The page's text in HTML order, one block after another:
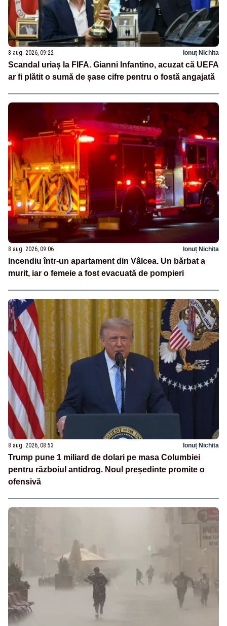
8 aug. 2026, 09:22 Ionuț Nichita
Scandal uriaș la FIFA. Gianni Infantino, acuzat că UEFA
ar fi plătit o sumă de șase cifre pentru o fostă angajată
8 aug. 2026, 09:06 Ionuț Nichita
Incendiu într-un apartament din Vâlcea. Un bărbat a
murit, iar o femeie a fost evacuată de pompieri
8 aug. 2026, 08:53 Ionuț Nichita
Trump pune 1 miliard de dolari pe masa Columbiei
pentru războiul antidrog. Noul președinte promite o
ofensivă